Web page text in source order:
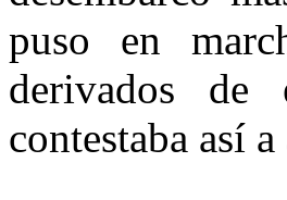
puso en
derivados de
contestaba así